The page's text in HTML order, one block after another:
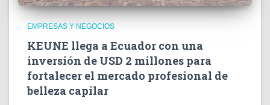
EMPRESAS Y NEGOCIOS
KEUNE llega a Ecuador con una
inversión de USD 2 millones para
fortalecer el mercado profesional de
belleza capilar